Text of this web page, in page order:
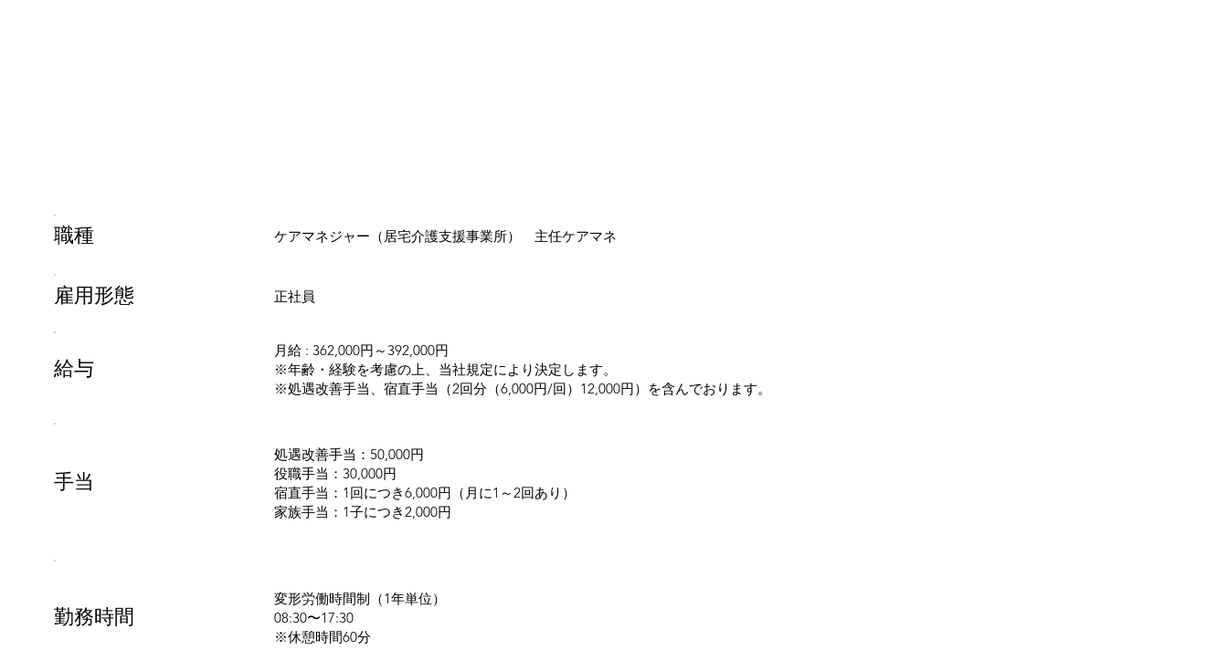
​職種 ケアマネジャー（居宅介護支援事業所） 主任ケアマネ
雇用形態 正社員
給与
月給 : 362,000円～392,000円
※年齢・経験を考慮の上、当社規定により決定します。​
※処遇改善手当、宿直手当（2回分（6,000円/回）12,000円）を含んでおります。
手当
処遇改善手当：50,000円
役職手当：30,000円
宿直手当：1回につき6,000円（月に1～2回あり）
家族手当：1子につき2,000円
勤務時間
変形労働時間制（1年単位）
08:30〜17:30
※休憩時間60分